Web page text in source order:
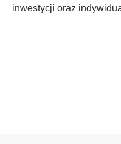
inwestycji oraz